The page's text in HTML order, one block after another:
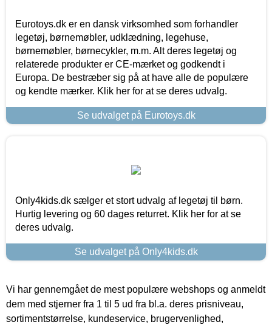
Eurotoys.dk er en dansk virksomhed som forhandler
legetøj, børnemøbler, udklædning, legehuse,
børnemøbler, børnecykler, m.m. Alt deres legetøj og
relaterede produkter er CE-mærket og godkendt i
Europa. De bestræber sig på at have alle de populære
og kendte mærker. Klik her for at se deres udvalg.
Se udvalget på Eurotoys.dk
Only4kids.dk sælger et stort udvalg af legetøj til børn.
Hurtig levering og 60 dages returret. Klik her for at se
deres udvalg.
Se udvalget på Only4kids.dk
Vi har gennemgået de mest populære webshops og anmeldt
dem med stjerner fra 1 til 5 ud fra bl.a. deres prisniveau,
sortimentstørrelse, kundeservice, brugervenlighed,